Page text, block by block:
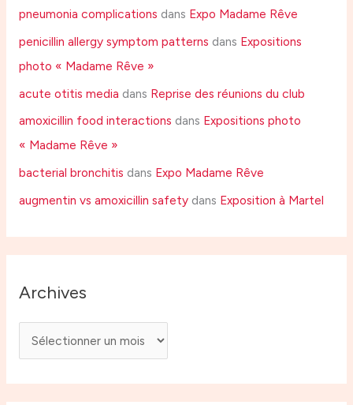
pneumonia complications dans Expo Madame Rêve
penicillin allergy symptom patterns dans Expositions
photo « Madame Rêve »
acute otitis media dans Reprise des réunions du club
amoxicillin food interactions dans Expositions photo
« Madame Rêve »
bacterial bronchitis dans Expo Madame Rêve
augmentin vs amoxicillin safetydans Exposition à Martel
Archives